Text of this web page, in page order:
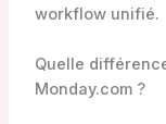
workflow unifié.
Quelle
Monday.com ?